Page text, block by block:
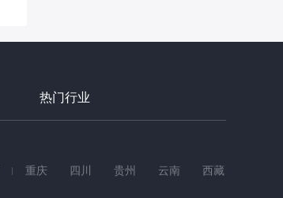
热门行业
重庆 四川 贵州 云南 西藏